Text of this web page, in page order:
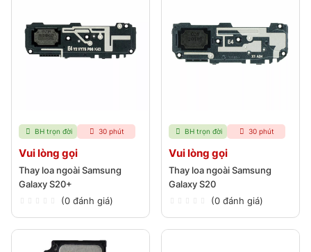
BH trọn đời 30 phút
Vui lòng gọi
Thay loa ngoài Samsung
Galaxy S20+
(0 đánh giá)
BH trọn đời 30 phút
Vui lòng gọi
Thay loa ngoài Samsung
Galaxy S20
(0 đánh giá)